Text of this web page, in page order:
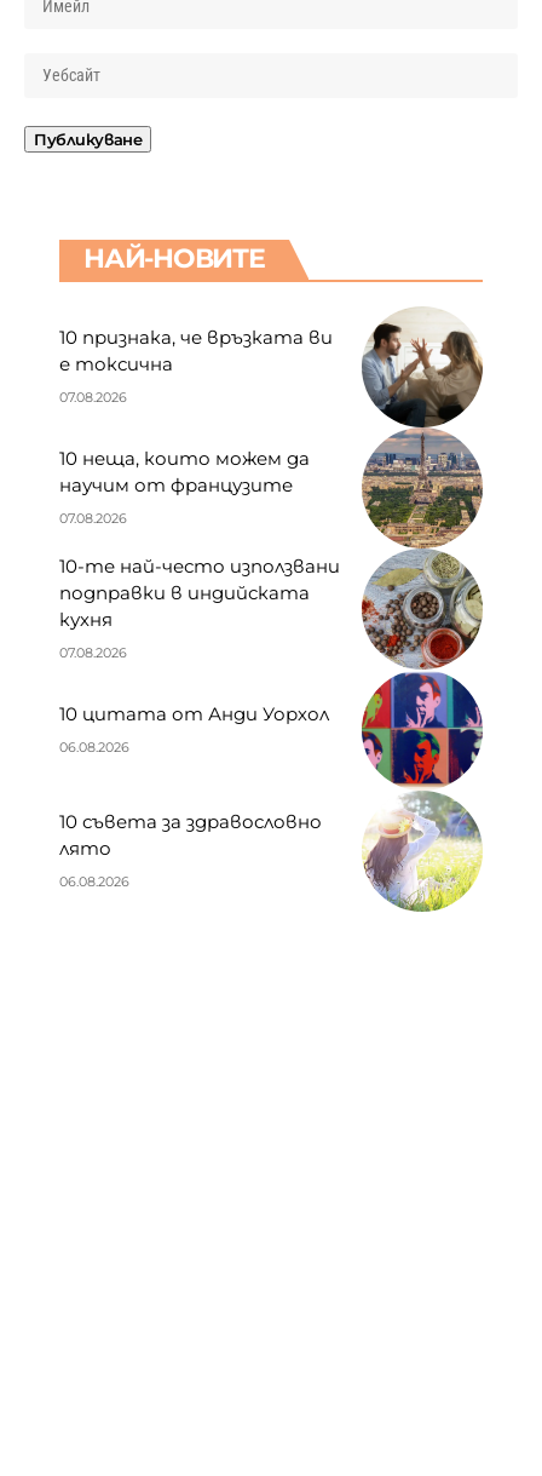
НАЙ-НОВИТЕ
10 признака, че връзката ви
е токсична
07.08.2026
10 неща, които можем да
научим от французите
07.08.2026
10-те най-често използвани
подправки в индийската
кухня
07.08.2026
10 цитата от Анди Уорхол
06.08.2026
10 съвета за здравословно
лято
06.08.2026